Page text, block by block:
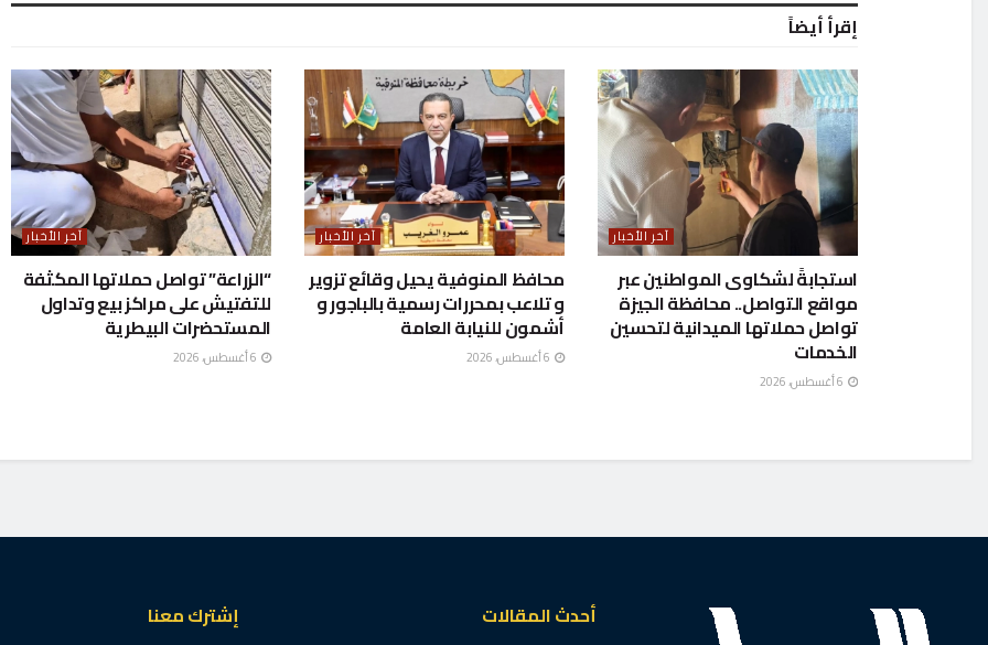
إقرأ أيضاً
آخر الأخبار
استجابةً لشكاوى المواطنين عبر
مواقع التواصل.. محافظة الجيزة
تواصل حملاتها الميدانية لتحسين
الخدمات
آخر الأخبار
محافظ المنوفية يحيل وقائع تزوير
و تلاعب بمحررات رسمية بالباجور و
أشمون للنيابة العامة
آخر الأخبار
“الزراعة” تواصل حملاتها المكثفة
للتفتيش على مراكز بيع وتداول
المستحضرات البيطرية
أحدث المقالات
إشترك معنا